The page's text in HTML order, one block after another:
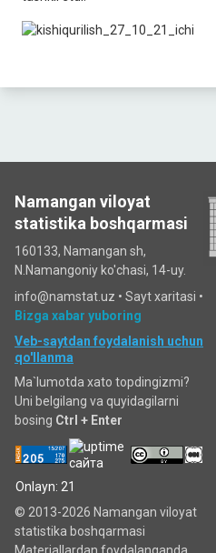
Namangan viloyat
statistika boshqarmasi
160133, Namangan sh,
N.Namangoniy ko'chasi, 14-uy.
info@namstat.uz • Sayt xaritasi •
Bizga xabar yuboring
Veb-saytdan foydalanish uchun
qo'llanma
Ma`lumotda xato topdingizmi?
Uni belgilang va quyidagilarni
bosing Ctrl + Enter
Onlayn: 21
© 2013-2026 Namangan viloyat
statistika boshqarmasi